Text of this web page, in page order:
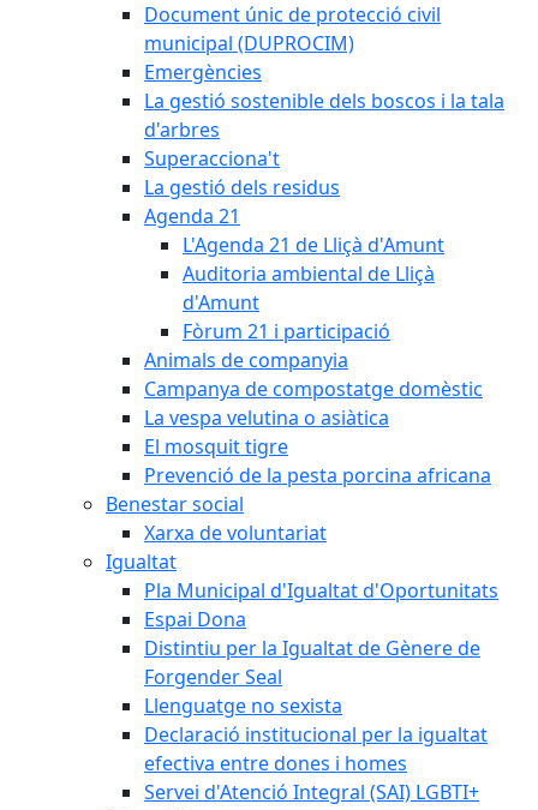
Document únic de protecció civil
municipal (DUPROCIM)
Emergències
La gestió sostenible dels boscos i la tala
d'arbres
Superacciona't
La gestió dels residus
Agenda 21
L'Agenda 21 de Lliçà d'Amunt
Auditoria ambiental de Lliçà
d'Amunt
Fòrum 21 i participació
Animals de companyia
Campanya de compostatge domèstic
La vespa velutina o asiàtica
El mosquit tigre
Prevenció de la pesta porcina africana
Benestar social
Xarxa de voluntariat
Igualtat
Pla Municipal d'Igualtat d'Oportunitats
Espai Dona
Distintiu per la Igualtat de Gènere de
Forgender Seal
Llenguatge no sexista
Declaració institucional per la igualtat
efectiva entre dones i homes
Servei d'Atenció Integral (SAI) LGBTI+